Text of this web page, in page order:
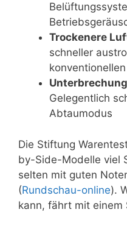
Trockenere
schneller
Gelegentlich
Abtaumodus
Die Stiftung
by-Side-Modelle viel
selten mit guten
(Rundschau-online).
kann, fährt mit einem